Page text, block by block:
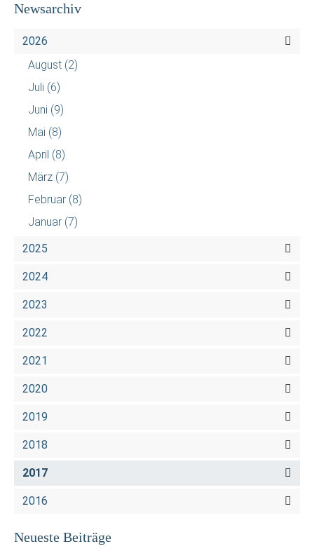
Newsarchiv
2026
August (2)
Juli (6)
Juni (9)
Mai (8)
April (8)
März (7)
Februar (8)
Januar (7)
2025
2024
2023
2022
2021
2020
2019
2018
2017
2016
Neueste Beiträge